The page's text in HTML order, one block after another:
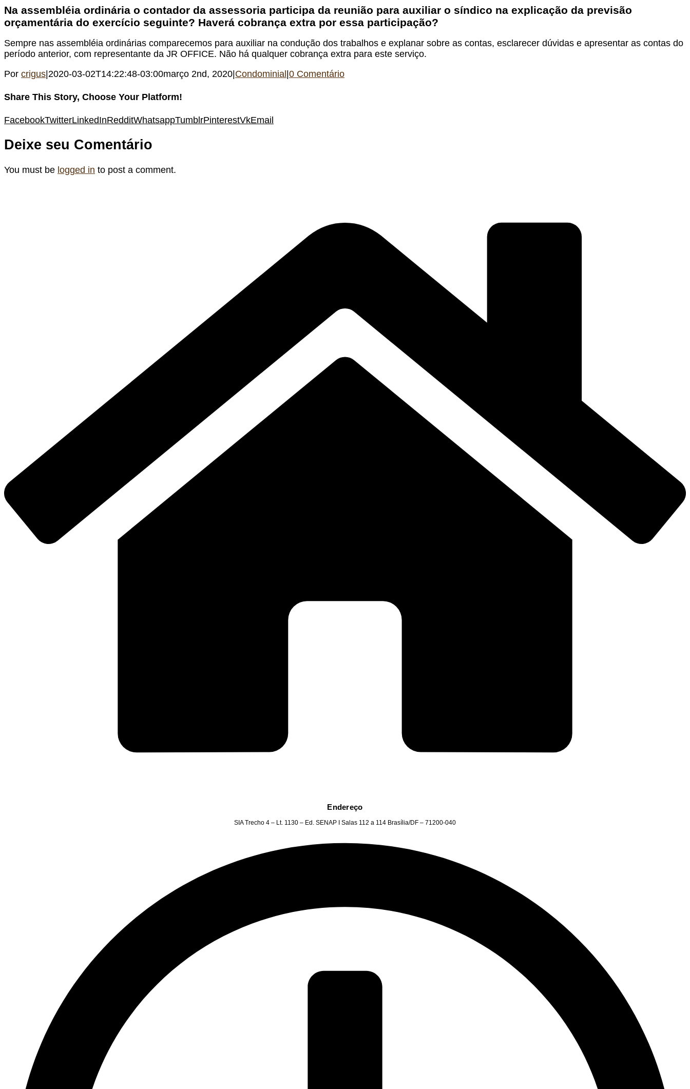
Na assembléia ordinária o contador da assessoria participa da reunião para auxiliar o síndico na explicação da previsão
orçamentária do exercício seguinte? Haverá cobrança extra por essa participação?
Sempre nas assembléia ordinárias comparecemos para auxiliar na condução dos trabalhos e explanar sobre as contas, esclarecer dúvidas e apresentar as contas do
período anterior, com representante da JR OFFICE. Não há qualquer cobrança extra para este serviço.
Por crigus 2020-03-02T14:22:48-03:00março 2nd, 2020 Condominial 0 Comentário
Share This Story, Choose Your Platform!
FacebookTwitterLinkedInRedditWhatsappTumblrPinterestVkEmail
Deixe seu Comentário
You must be logged in to post a comment.
Endereço
SIA Trecho 4 – Lt. 1130 – Ed. SENAP I Salas 112 a 114 Brasília/DF – 71200-040